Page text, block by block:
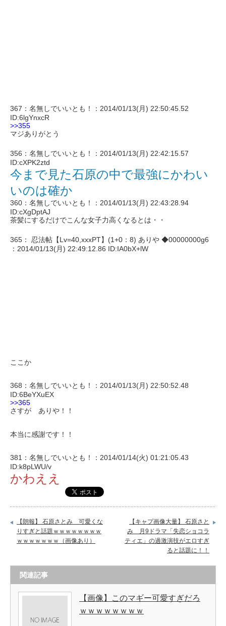
367：名無しでいいとも！：2014/01/13(月) 22:50:45.52
ID:6lgYnxcR
>>355
マジありがとう
356：名無しでいいとも！：2014/01/13(月) 22:42:15.57
ID:cXPK2ztd
今まで見た石原の中で最強にかわい
いのは確か
360：名無しでいいとも！：2014/01/13(月) 22:43:28.94
ID:cXgDptAJ
茶髪にするだけでこんな女子力高くなるとは・・
365： 忍法帖【Lv=40,xxxPT】(1+0：8) ありや ◆00000000g6
：2014/01/13(月) 22:49:12.86 ID:IA0bX+lW
ここか
368：名無しでいいとも！：2014/01/13(月) 22:50:52.48
ID:6BeYXuEX
>>365
さすが ありや！！
本当に感謝です！！
381：名無しでいいとも！：2014/01/14(火) 01:21:05.43
ID:k8pLWU/v
かわええ
【朗報】 石原さとみ 可愛くな
りすぎと話題ｗｗｗｗｗｗｗｗ
ｗｗｗｗｗｗｗ（画像あり）
【キャプ画像大量】 石原さと
み 月9ドラマ「失恋ショコラ
ティエ」の過激演技がエロすぎ
ると話題に！！
関連記事
【画像】このマギー可愛すぎだろ
ｗｗｗｗｗｗｗｗ